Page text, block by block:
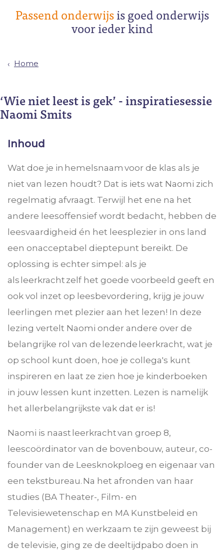
Passend onderwijsis goed onderwijs
voor ieder kind
Home
‘Wie niet leest is gek’ - inspiratiesessie
Naomi Smits
Inhoud
Wat doe je in hemelsnaam voor de klas als je
niet van lezen houdt? Dat is iets wat Naomi zich
regelmatig afvraagt. Terwijl het ene na het
andere leesoffensief wordt bedacht, hebben de
leesvaardigheid én het leesplezier in ons land
een onacceptabel dieptepunt bereikt. De
oplossing is echter simpel: als je
als leerkracht zelf het goede voorbeeld geeft en
ook vol inzet op leesbevordering, krijg je jouw
leerlingen met plezier aan het lezen! In deze
lezing vertelt Naomi onder andere over de
belangrijke rol van de lezende leerkracht, wat je
op school kunt doen, hoe je collega's kunt
inspireren en laat ze zien hoe je kinderboeken
in jouw lessen kunt inzetten. Lezen is namelijk
het allerbelangrijkste vak dat er is!
Naomi is naast leerkracht van groep 8,
leescoördinator van de bovenbouw, auteur, co-
founder van de Leesknokploeg en eigenaar van
een tekstbureau. Na het afronden van haar
studies (BA Theater-, Film- en
Televisiewetenschap en MA Kunstbeleid en
Management) en werkzaam te zijn geweest bij
de televisie, ging ze de deeltijdpabo doen in